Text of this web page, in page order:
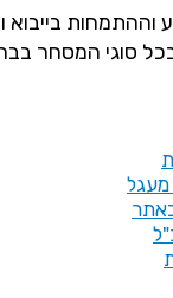
סוגי המסחר